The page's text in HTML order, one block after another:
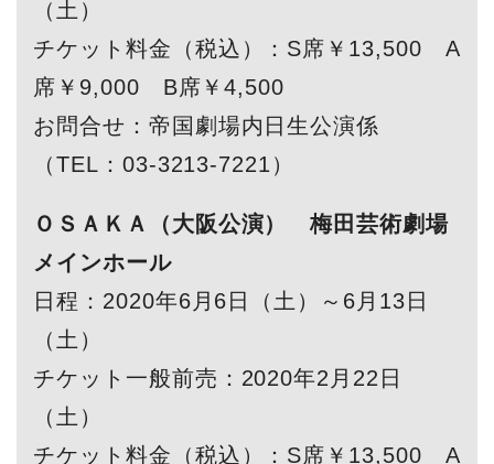
（土）
チケット料金（税込）：S席￥13,500 A
席￥9,000 B席￥4,500
お問合せ：帝国劇場内日生公演係
（TEL：03-3213-7221）
ＯＳＡＫＡ（大阪公演） 梅田芸術劇場
メインホール
日程：2020年6月6日（土）～6月13日
（土）
チケット一般前売：2020年2月22日
（土）
チケット料金（税込）：S席￥13,500 A